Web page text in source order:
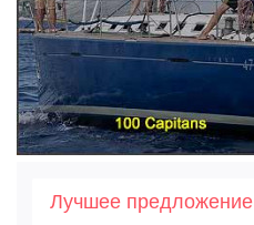
Лучшее предложение